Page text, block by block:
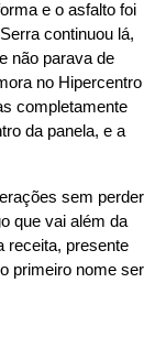
e o asfalto foi
continuou lá,
não parava de
no Hipercentro
completamente
da panela, e a
sem perder
que vai além da
receita, presente
primeiro nome ser